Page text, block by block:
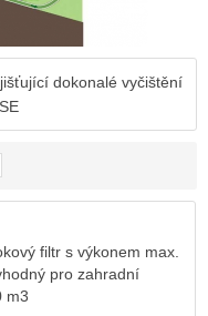
dokonalé vyčištění
filtr s výkonem max.
pro zahradní
m3